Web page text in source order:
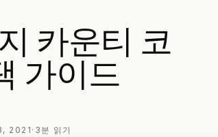
카운티 코
가이드
2021 · 3분 읽기